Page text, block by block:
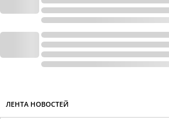
ЛЕНТА НОВОСТЕЙ